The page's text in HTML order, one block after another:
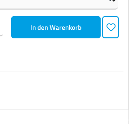
ein oder benutze die Schaltflächen um die Anzahl zu
In den Warenkorb